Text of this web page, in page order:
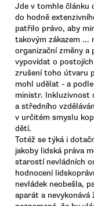
Jde v tomhle článku
do hodně
patřilo právo, aby
takovým zákazem ...
organizační změny a
vypovídat o
zrušení toho útvaru
mohl udělat - a
ministr. Inkluzivnost
a středního
v určitém smyslu
dětí.
Totéž se týká i
jakoby lidská práva
starostí nevládních
hodnocení
nevládek neobešla,
aparát a